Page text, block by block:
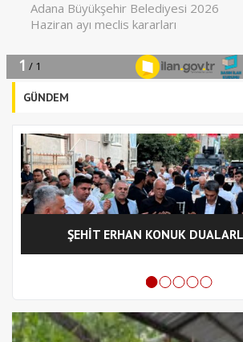
GÜNDEM
ŞEHİT ERHAN KONUK